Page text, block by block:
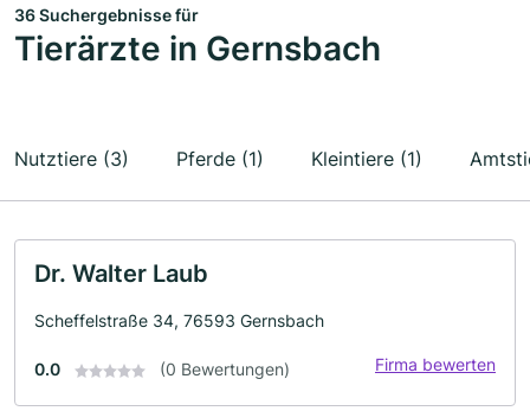
36 Suchergebnisse für
Tierärzte in Gernsbach
Nutztiere (3) Pferde (1) Kleintiere (1)
Dr. Walter Laub
Scheffelstraße 34, 76593 Gernsbach
0.0 (0 Bewertungen) Firma bewerten